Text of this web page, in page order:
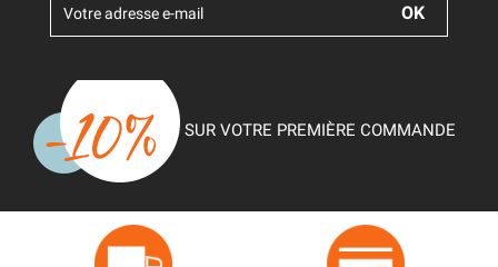
SUR VOTRE PREMIÈRE COMMANDE